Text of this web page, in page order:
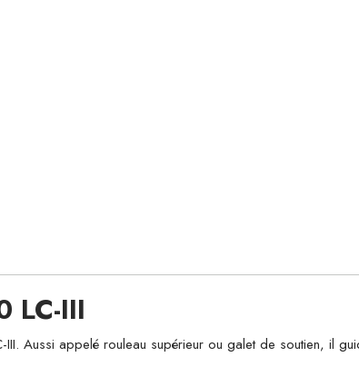
LC-III
Aussi appelé rouleau supérieur ou galet de soutien, il